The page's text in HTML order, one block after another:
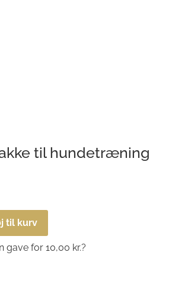
til hundetræning
til kurv
gave for 10,00 kr.?